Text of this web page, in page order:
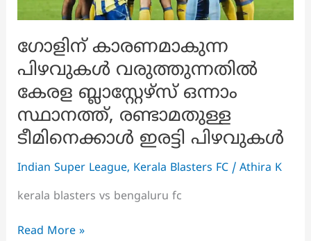
ഗോളിന് കാരണമാകുന്ന
പിഴവുകൾ വരുത്തുന്നതിൽ
കേരള ബ്ലാസ്റ്റേഴ്‌സ് ഒന്നാം
സ്ഥാനത്ത്, രണ്ടാമതുള്ള
ടീമിനെക്കാൾ ഇരട്ടി പിഴവുകൾ
Indian Super League, Kerala Blasters FC/ Athira K
kerala blasters vs bengaluru fc
ഗോളിന്
Read More »